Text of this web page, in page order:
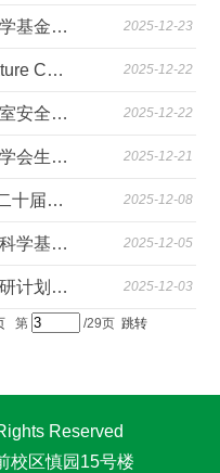
关于2027年度浙江省自然科学基金杭州联合基金、杭州市自然科学基金重点项目指南建议征集的通知 2025-12-23
生科院沈晨佳研究小组在Nature Communications发文揭示紫杉醇生物合成途径的起源与进化 2025-12-22
生科院关于签订2026年实验室安全责任书等的通知 2025-12-22
生科院举办2025中国生态学学会生态科普教育基地联盟会议 2025-12-21
生科院全体教职工学习党的二十届四中全会精神 2025-12-08
关于做好2025年度国家自然科学基金项目结题工作的通知 2025-12-05
关于征集2026年度市重点科研计划攻关需求的通知 2025-12-03
第 /29页 跳转
Reserved
校区慎园15号楼